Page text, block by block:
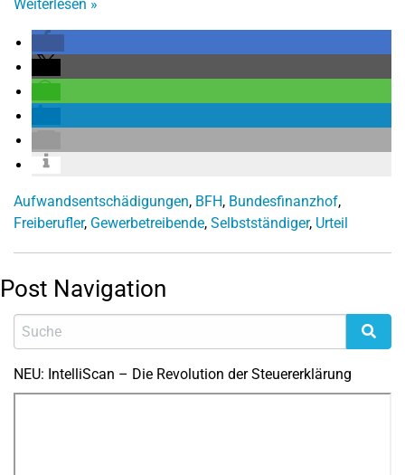
Weiterlesen »
Aufwandsentschädigungen, BFH, Bundesfinanzhof,
Freiberufler, Gewerbetreibende, Selbstständiger, Urteil
Post Navigation
NEU: IntelliScan – Die Revolution der Steuererklärung